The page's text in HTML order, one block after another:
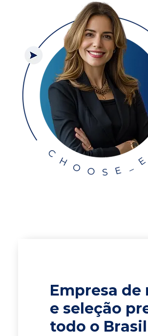
Empresa
e seleção
todo o Brasil